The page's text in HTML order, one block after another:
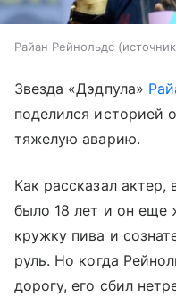
Райан Рейнольдс
Звезда «Дэдпула»
поделился историей
тяжелую аварию.
Как рассказал актер,
было 18 лет и он еще
кружку пива и
руль. Но когда
дорогу, его сбил